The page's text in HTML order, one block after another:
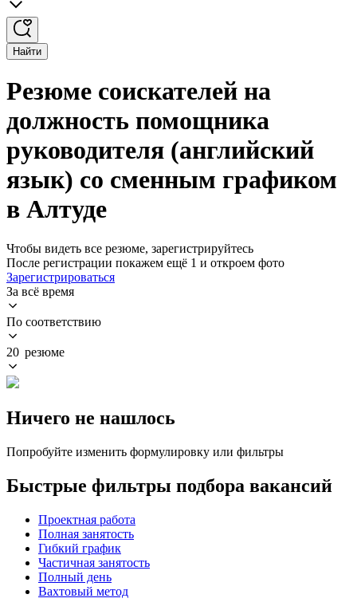
Найти
Резюме соискателей на
должность помощника
руководителя (английский
язык) со сменным графиком
в Алтуде
Чтобы видеть все резюме, зарегистрируйтесь
После регистрации покажем ещё 1 и откроем фото
Зарегистрироваться
За всё время
По соответствию
20 резюме
Ничего не нашлось
Попробуйте изменить формулировку или фильтры
Быстрые фильтры подбора вакансий
Проектная работа
Полная занятость
Гибкий график
Частичная занятость
Полный день
Вахтовый метод